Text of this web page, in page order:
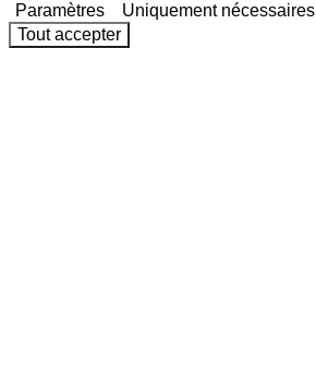
Paramètres
Uniquement nécessaires
Tout accepter